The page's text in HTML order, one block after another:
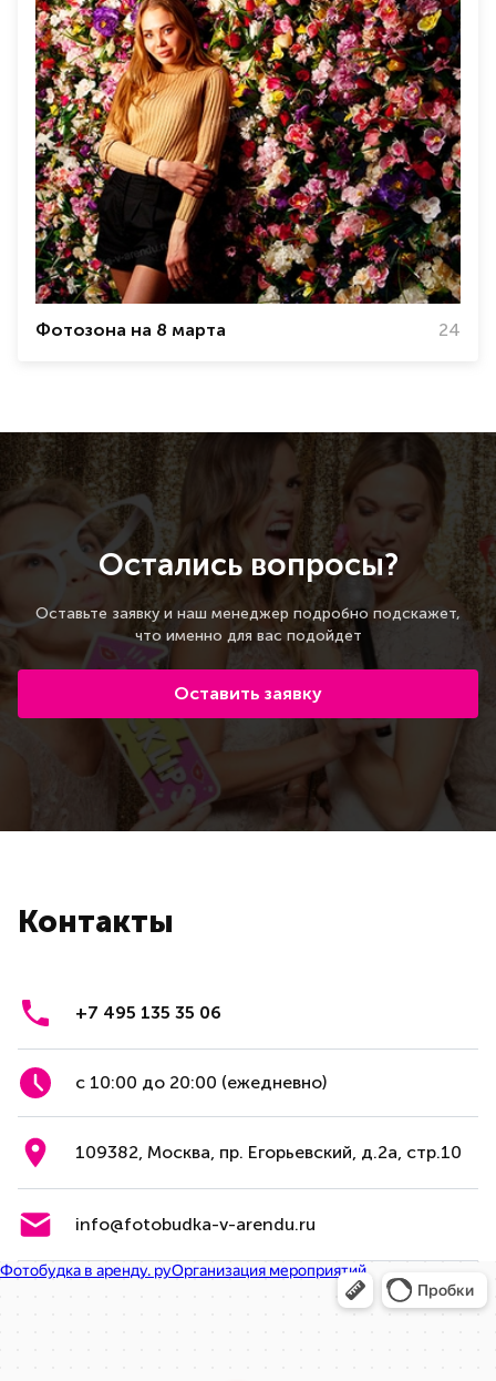
Фотозона на 8 марта 24
Остались вопросы?
Оставьте заявку и наш менеджер подробно подскажет,
что именно для вас подойдет
Оставить заявку
Контакты
+7 495 135 35 06
с 10:00 до 20:00 (ежедневно)
109382, Москва, пр. Егорьевский, д.2а, стр.10
info@fotobudka-v-arendu.ru